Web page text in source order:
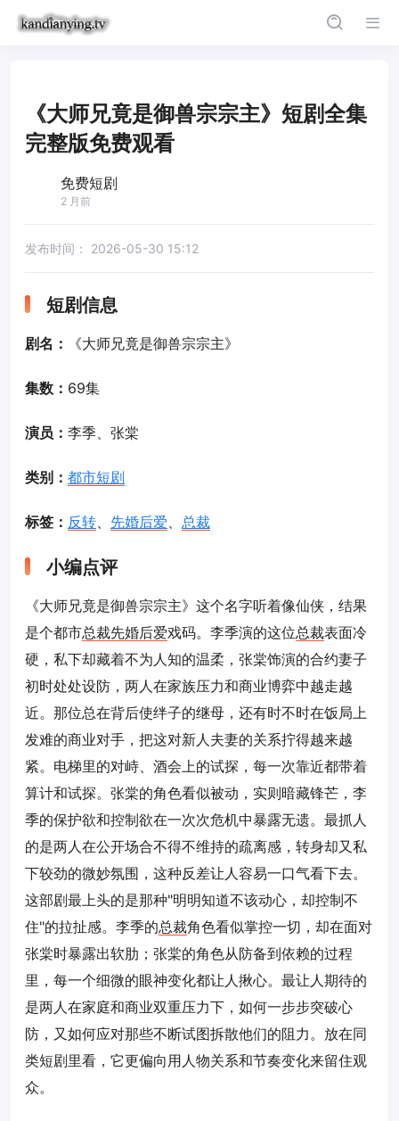
《大师兄竟是御兽宗宗主》短剧全集
完整版免费观看
免费短剧
2 月前
发布时间： 2026-05-30 15:12
短剧信息
剧名： 《大师兄竟是御兽宗宗主》
集数： 69集
演员： 李季、张棠
类别： 都市短剧
标签： 反转、 先婚后爱、 总裁
小编点评
《大师兄竟是御兽宗宗主》这个名字听着像仙侠，结果
是个都市总裁先婚后爱戏码。李季演的这位总裁表面冷
硬，私下却藏着不为人知的温柔，张棠饰演的合约妻子
初时处处设防，两人在家族压力和商业博弈中越走越
近。那位总在背后使绊子的继母，还有时不时在饭局上
发难的商业对手，把这对新人夫妻的关系拧得越来越
紧。电梯里的对峙、酒会上的试探，每一次靠近都带着
算计和试探。张棠的角色看似被动，实则暗藏锋芒，李
季的保护欲和控制欲在一次次危机中暴露无遗。最抓人
的是两人在公开场合不得不维持的疏离感，转身却又私
下较劲的微妙氛围，这种反差让人容易一口气看下去。
这部剧最上头的是那种"明明知道不该动心，却控制不
住"的拉扯感。李季的总裁角色看似掌控一切，却在面对
张棠时暴露出软肋；张棠的角色从防备到依赖的过程
里，每一个细微的眼神变化都让人揪心。最让人期待的
是两人在家庭和商业双重压力下，如何一步步突破心
防，又如何应对那些不断试图拆散他们的阻力。放在同
类短剧里看，它更偏向用人物关系和节奏变化来留住观
众。